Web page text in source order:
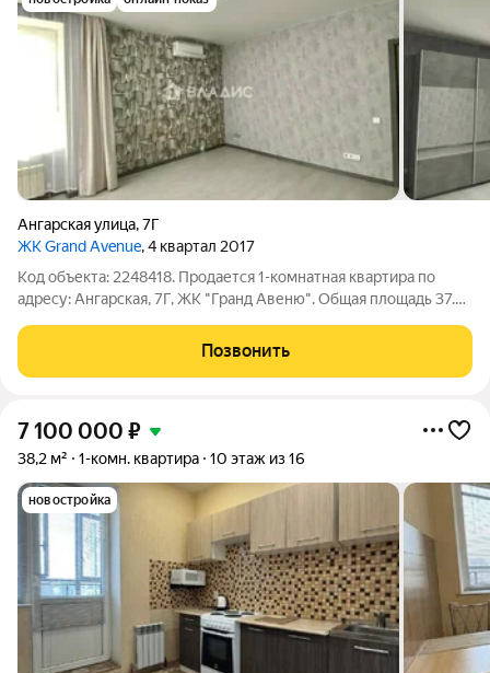
Ангарская улица,7Г
ЖК Grand Avenue, 4 квартал 2017
Код объекта: 2248418. Продается 1-комнатная квартира по
адресу: Ангарская, 7Г, ЖК "Гранд Авеню". Общая площадь 37.6
качественный ремонт, можно заезжать и жить без
дополнительных вложений. Благодаря
Позвонить
7 100 000 ₽
38,2 м² 1-комн. квартира 10 этаж из 16
новостройка